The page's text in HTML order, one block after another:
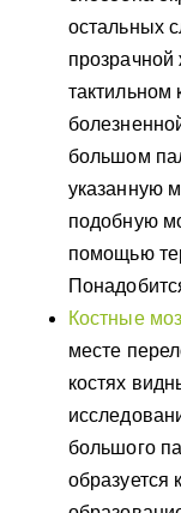
остальных
тактильном
большом
указанную
подобную
помощью
Костные
месте
костях
большого
образуется